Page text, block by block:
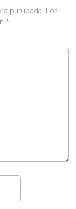
publicada. Los
*